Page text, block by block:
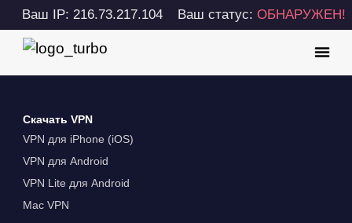
Ваш IP: 216.73.217.104 Ваш статус: ОБНАРУЖЕН!
Скачать VPN
VPN для iPhone (iOS)
VPN для Android
VPN Lite для Android
Mac VPN